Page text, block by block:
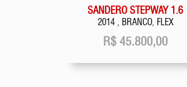
SANDERO STEPWAY 1.6
2014 , BRANCO, FLEX
R$45.800,00